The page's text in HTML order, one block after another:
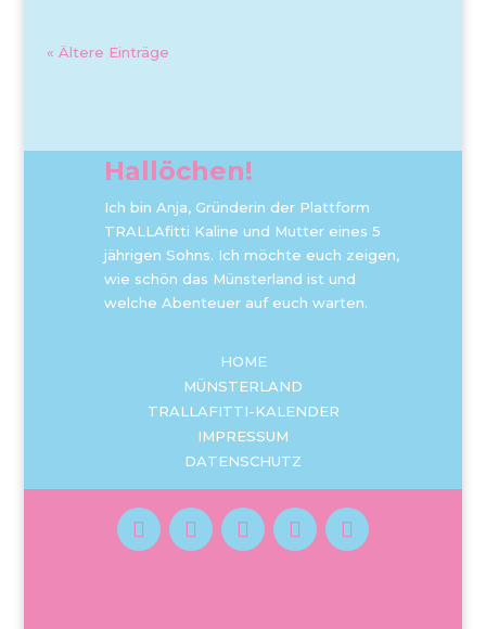
« Ältere Einträge
Hallöchen!
Ich bin Anja, Gründerin der Plattform
TRALLAfitti Kaline und Mutter eines 5
jährigen Sohns. Ich möchte euch zeigen,
wie schön das Münsterland ist und
welche Abenteuer auf euch warten.
HOME
MÜNSTERLAND
TRALLAFITTI-KALENDER
IMPRESSUM
DATENSCHUTZ